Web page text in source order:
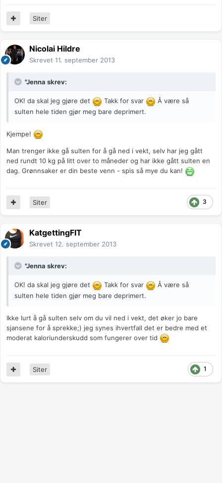
Siter
Nicolai Hildre
Skrevet 11. september 2013
"Jenna skrev:
OK! da skal jeg gjøre det Takk for svar
Å være så
sulten hele tiden gjør meg bare deprimert.
Kjempe!
Man trenger ikke gå sulten for å gå ned i vekt, selv har jeg gått
ned rundt 10 kg på litt over to måneder og har ikke gått sulten en
dag. Grønnsaker er din beste venn - spis så mye du kan!
3
Siter
KatgettingFIT
Skrevet 12. september 2013
"Jenna skrev:
OK! da skal jeg gjøre det Takk for svar
Å være så
sulten hele tiden gjør meg bare deprimert.
Ikke lurt å gå sulten selv om du vil ned i vekt, det øker jo bare
sjansene for å sprekke;) jeg synes ihvertfall det er bedre med et
moderat kaloriunderskudd som fungerer over tid
1
Siter